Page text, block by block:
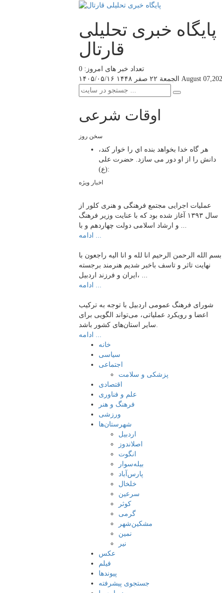
پایگاه خبری تحلیلی
قارتال
تعداد خبر های امروز: 0
۱۴۰۵/۰۵/۱۶
الجمعة ۲۲ صفر ۱۴۴۸ August
اوقات شرعی
سخن روز
هر گاه خدا بخواهد بنده اي را خوار كند،
دانش را از او دور می سازد.
حضرت علی
(ع):
اخبار ویژه
عملیات اجرایی مجتمع فرهنگی و هنری کلور از
سال ۱۳۹۳ آغاز شده بود که با عنایت وزیر فرهنگ
بسم الله الرحمن الرحیم انا لله و انا الیه راجعون با
نهایت تاثر و تاسف باخبر شدیم هنرمند برجسته
ایران و فرزند اردبیل، ...
شورای فرهنگ عمومی اردبیل با توجه به ترکیب
اعضا و رویکرد عملیاتی، می‌تواند الگویی برای
خانه
سیاسی
اجتماعی
پزشکی و سلامت
اقتصادی
علم و فناوری
فرهنگ و هنر
ورزشی
شهرستان‌ها
اردبیل
اصلاندوز
انگوت
بیله‌سوار
پارس‌آباد
خلخال
سرعین
کوثر
گرمی
مشکین‌شهر
نمین
نیر
عکس
فیلم
پیوندها
جستجوی پیشرفته